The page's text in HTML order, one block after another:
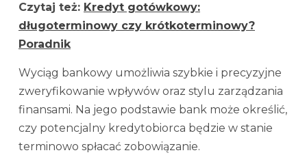
Czytaj też: Kredyt gotówkowy:
długoterminowy czy krótkoterminowy?
Poradnik
Wyciąg bankowy umożliwia szybkie i precyzyjne
zweryfikowanie wpływów oraz stylu zarządzania
finansami. Na jego podstawie bank może określić,
czy potencjalny kredytobiorca będzie w stanie
terminowo spłacać zobowiązanie.